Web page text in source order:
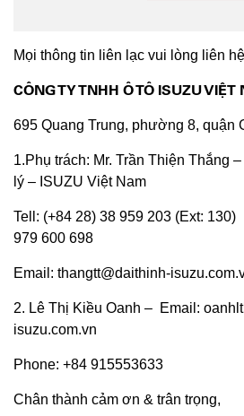
Mọi thông tin liên lạc vui lòng liên
CÔNG TY TNHH Ô TÔ ISUZU VIỆT
695 Quang Trung, phường 8, quận
1.Phụ trách: Mr. Trần Thiện Thắng
lý – ISUZU Việt Nam
Tell: (+84 28) 38 959 203
979 600 698
Email: thangtt@daithinh-
2. Lê Thị Kiều Oanh – Email:
isuzu.com.vn
Phone: +84 915553633
Chân thành cảm ơn & trân trọng,